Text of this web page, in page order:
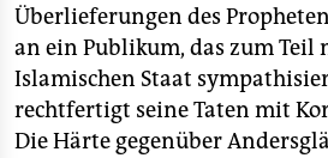
Überlieferungen des
an ein Publikum, das zum Teil
Islamischen Staat
rechtfertigt seine Taten mit
Die Härte gegenüber